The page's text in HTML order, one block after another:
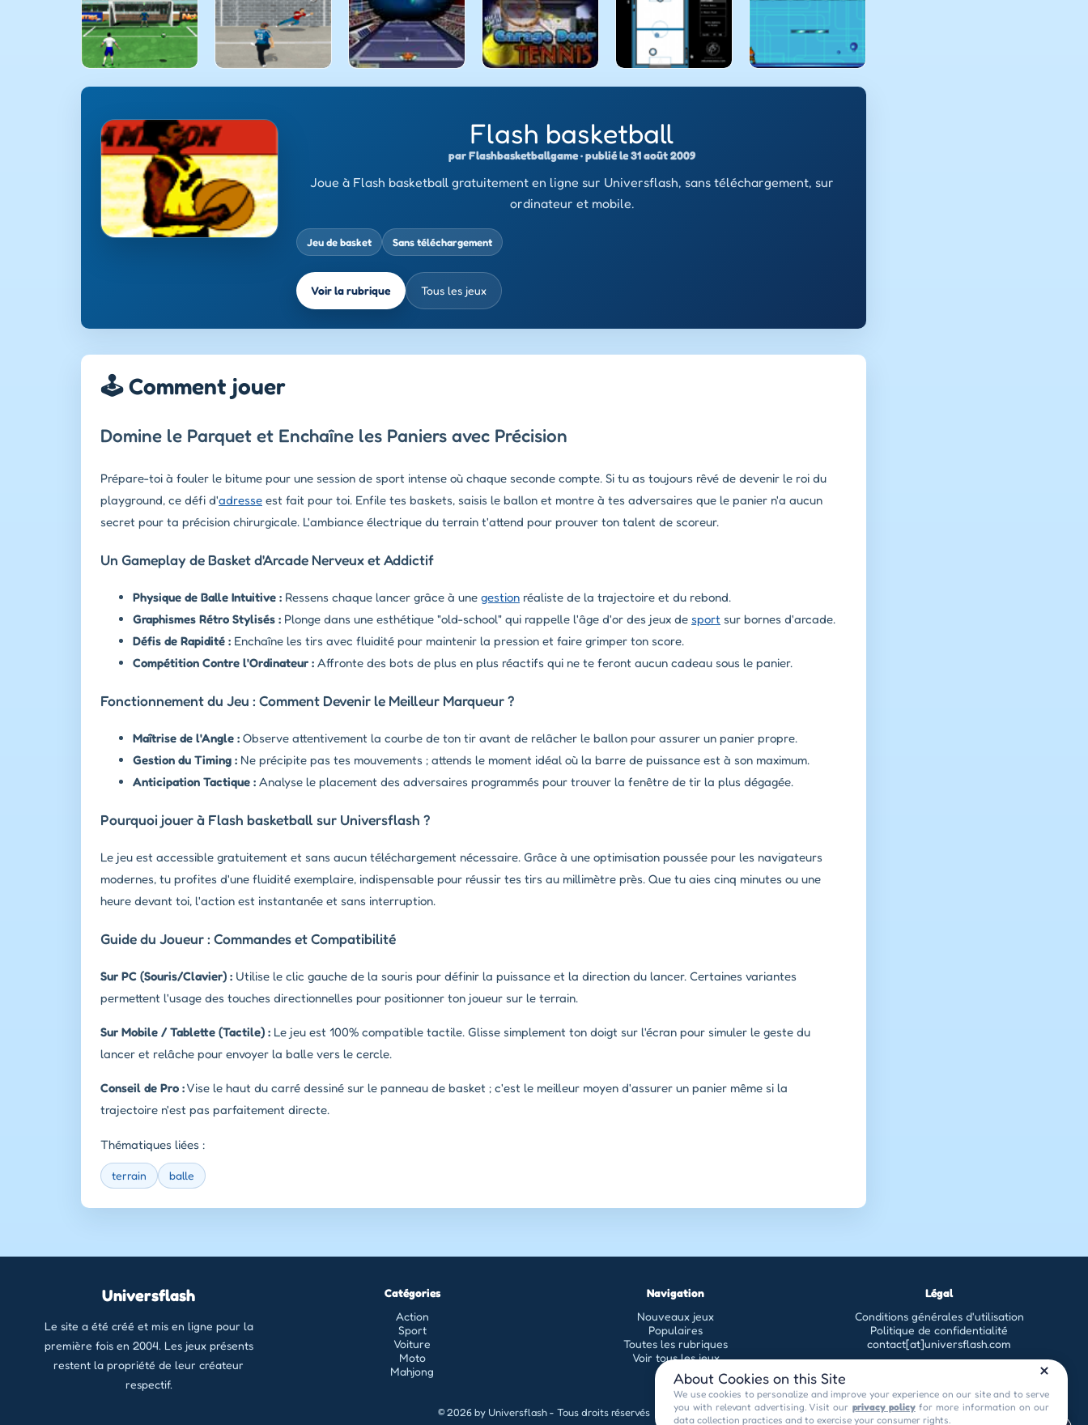
Flash basketball
par Flashbasketballgame · publié le 31 août 2009
Joue à Flash basketball gratuitement en ligne sur Universflash, sans téléchargement, sur
ordinateur et mobile.
Jeu de basket Sans téléchargement
Voir la rubrique Tous les jeux
🕹️ Comment jouer
Domine le Parquet et Enchaîne les Paniers avec Précision
Prépare-toi à fouler le bitume pour une session de sport intense où chaque seconde compte. Si tu as toujours rêvé de devenir le roi du
playground, ce défi d'adresse est fait pour toi. Enfile tes baskets, saisis le ballon et montre à tes adversaires que le panier n'a aucun
secret pour ta précision chirurgicale. L'ambiance électrique du terrain t'attend pour prouver ton talent de scoreur.
Un Gameplay de Basket d'Arcade Nerveux et Addictif
Physique de Balle Intuitive : Ressens chaque lancer grâce à une gestion réaliste de la trajectoire et du rebond.
Graphismes Rétro Stylisés : Plonge dans une esthétique "old-school" qui rappelle l'âge d'or des jeux de sport sur bornes d'arcade.
Défis de Rapidité : Enchaîne les tirs avec fluidité pour maintenir la pression et faire grimper ton score.
Compétition Contre l'Ordinateur : Affronte des bots de plus en plus réactifs qui ne te feront aucun cadeau sous le panier.
Fonctionnement du Jeu : Comment Devenir le Meilleur Marqueur ?
Maîtrise de l'Angle : Observe attentivement la courbe de ton tir avant de relâcher le ballon pour assurer un panier propre.
Gestion du Timing : Ne précipite pas tes mouvements ; attends le moment idéal où la barre de puissance est à son maximum.
Anticipation Tactique : Analyse le placement des adversaires programmés pour trouver la fenêtre de tir la plus dégagée.
Pourquoi jouer à Flash basketball sur Universflash ?
Le jeu est accessible gratuitement et sans aucun téléchargement nécessaire. Grâce à une optimisation poussée pour les navigateurs
modernes, tu profites d'une fluidité exemplaire, indispensable pour réussir tes tirs au millimètre près. Que tu aies cinq minutes ou une
heure devant toi, l'action est instantanée et sans interruption.
Guide du Joueur : Commandes et Compatibilité
Sur PC (Souris/Clavier) : Utilise le clic gauche de la souris pour définir la puissance et la direction du lancer. Certaines variantes
permettent l'usage des touches directionnelles pour positionner ton joueur sur le terrain.
Sur Mobile / Tablette (Tactile) : Le jeu est 100% compatible tactile. Glisse simplement ton doigt sur l'écran pour simuler le geste du
lancer et relâche pour envoyer la balle vers le cercle.
Conseil de Pro :Vise le haut du carré dessiné sur le panneau de basket ; c'est le meilleur moyen d'assurer un panier même si la
trajectoire n'est pas parfaitement directe.
Thématiques liées :
terrain balle
Universflash
Le site a été créé et mis en ligne pour la
première fois en 2004. Les jeux présents
restent la propriété de leur créateur
respectif.
Catégories
Action
Sport
Voiture
Moto
Mahjong
Navigation
Nouveaux jeux
Populaires
Toutes les rubriques
Voir tous les jeux
Légal
Conditions générales d'utilisation
Politique de confidentialité
contact[at]universflash.com
© 2026 by Universflash - Tous droits réservés
About Cookies on this Site
We use cookies to personalize and improve your experience on our site and to serve
you with relevant advertising. Visit our privacy policyfor more information on our
data collection practices and to exercise your consumer rights.